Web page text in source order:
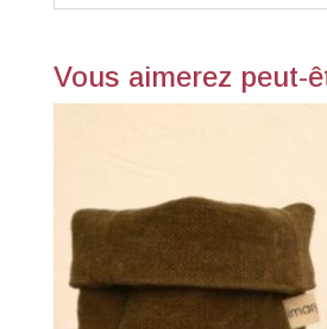
Vous aimerez peut-